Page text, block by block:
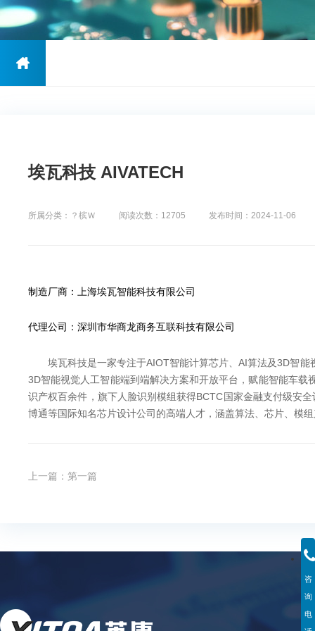
埃瓦科技 AIVATECH
所属分类：？槟Ｗ 阅读次数：12705 发布时间：2024-11-06
制造厂商：上海埃瓦智能科技有限公司
代理公司：深圳市华商龙商务互联科技有限公司
埃瓦科技是一家专注于AIOT智能计算芯片、AI算法及3D智能视觉
3D智能视觉人工智能端到端解决方案和开放平台，赋能智能车载视
识产权百余件，旗下人脸识别模组获得BCTC国家金融支付级安
博通等国际知名芯片设计公司的高端人才，涵盖算法、芯片、
上一篇： 第一篇

咨
询
电